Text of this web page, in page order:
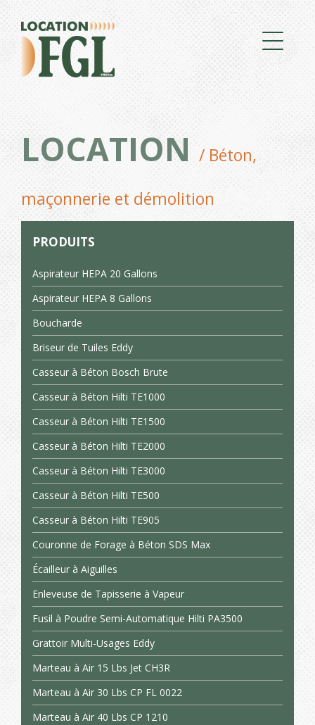
LOCATION / Béton,
maçonnerie et démolition
PRODUITS
Aspirateur HEPA 20 Gallons
Aspirateur HEPA 8 Gallons
Boucharde
Briseur de Tuiles Eddy
Casseur à Béton Bosch Brute
Casseur à Béton Hilti TE1000
Casseur à Béton Hilti TE1500
Casseur à Béton Hilti TE2000
Casseur à Béton Hilti TE3000
Casseur à Béton Hilti TE500
Casseur à Béton Hilti TE905
Couronne de Forage à Béton SDS Max
Écailleur à Aiguilles
Enleveuse de Tapisserie à Vapeur
Fusil à Poudre Semi-Automatique Hilti PA3500
Grattoir Multi-Usages Eddy
Marteau à Air 15 Lbs Jet CH3R
Marteau à Air 30 Lbs CP FL 0022
Marteau à Air 40 Lbs CP 1210